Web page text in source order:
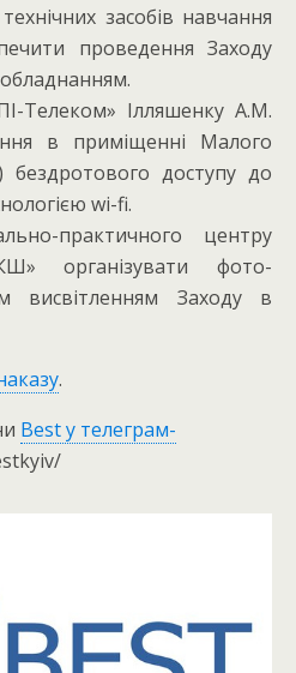
засобів навчання
проведення Заходу
Телеком» Ілляшенку А.М.
в приміщенні Малого
доступу до
wi-fi.
практичного центру
організувати фото-
висвітленням Заходу в
.
Best у телеграм-